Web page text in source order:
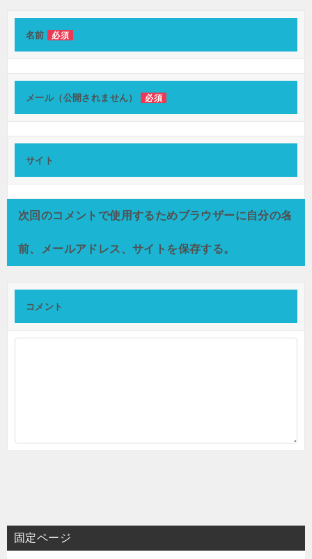
ョ
名前 必須
メール（公開されません） 必須
サイト
次回のコメントで使用するためブラウザーに自分の名
前、メールアドレス、サイトを保存する。
コメント
固定ページ